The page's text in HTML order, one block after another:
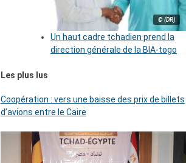
© (DR)
Un haut cadre tchadien prend la
direction générale de la BIA-togo
Les plus lus
Coopération : vers une baisse des prix de billets
d’avions entre le Caire